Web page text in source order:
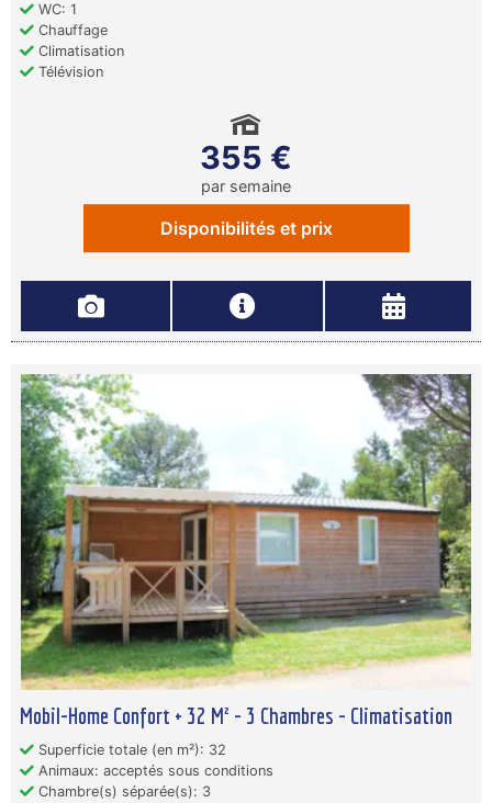
WC: 1
Chauffage
Climatisation
Télévision
355 €
par semaine
Disponibilités et prix
Mobil-Home Confort + 32 M² - 3 Chambres - Climatisation
Superficie totale (en m²): 32
Animaux: acceptés sous conditions
Chambre(s) séparée(s): 3